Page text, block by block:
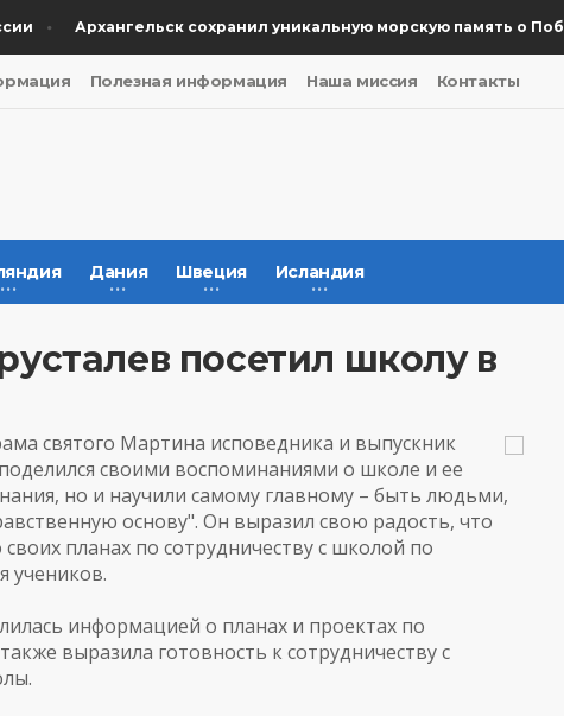
Архангельск сохранил уникальную морскую память о Победе
Полезная информация Наша миссия Контакты
Дания Швеция Исландия
посетил школу в
святого Мартина исповедника и выпускник
своими воспоминаниями о школе и ее
но и научили самому главному – быть людьми,
основу". Он выразил свою радость, что
планах по сотрудничеству с школой по
учеников.
информацией о планах и проектах по
выразила готовность к сотрудничеству с